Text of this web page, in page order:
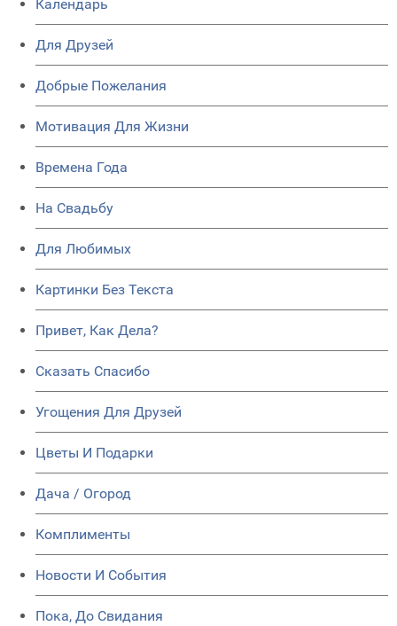
Календарь
Для Друзей
Добрые Пожелания
Мотивация Для Жизни
Времена Года
На Свадьбу
Для Любимых
Картинки Без Текста
Привет, Как Дела?
Сказать Спасибо
Угощения Для Друзей
Цветы И Подарки
Дача / Огород
Комплименты
Новости И События
Пока, До Свидания